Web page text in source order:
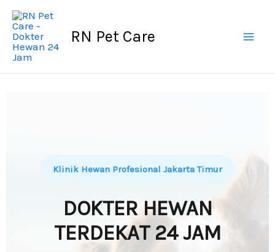
Skip
content
RN Pet Care
Klinik Hewan Profesional Jakarta Timur
DOKTER HEWAN
TERDEKAT 24 JAM